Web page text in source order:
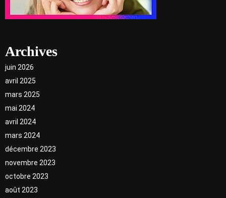
Archives
juin 2026
avril 2025
mars 2025
mai 2024
avril 2024
mars 2024
décembre 2023
novembre 2023
octobre 2023
août 2023